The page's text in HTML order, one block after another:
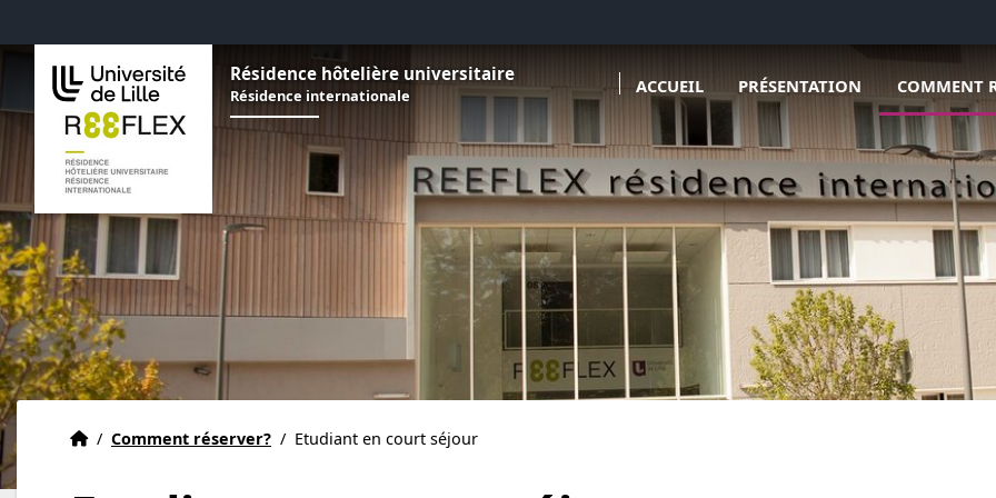
Résidence hôtelière universitaire
Résidence internationale ACCUEIL PRÉSENTATION COMMENT
Ouvrir le
Accueil
Accueil
/ Comment réserver? / Etudiant en court séjour